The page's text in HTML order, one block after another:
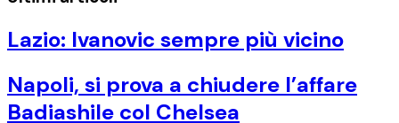
Lazio: Ivanovic sempre più vicino
Napoli, si prova a chiudere l’affare
Badiashile col Chelsea